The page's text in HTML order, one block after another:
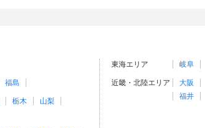
福島
栃木
山梨
東海エリア 岐阜
近畿・北陸エリア 大阪
福井